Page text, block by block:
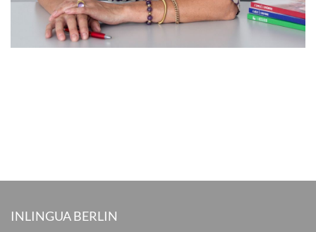
INLINGUA BERLIN